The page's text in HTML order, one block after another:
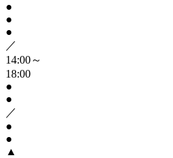
●
●
●
／
14:00～
18:00
●
●
／
●
●
▲